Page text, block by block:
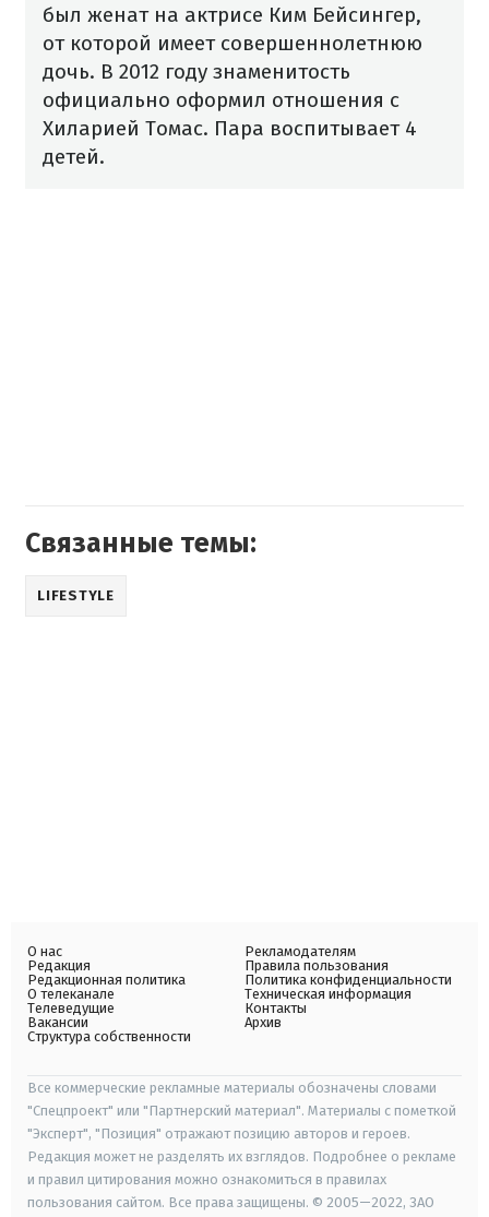
был женат на актрисе Ким Бейсингер,
от которой имеет совершеннолетнюю
дочь. В 2012 году знаменитость
официально оформил отношения с
Хиларией Томас. Пара воспитывает 4
детей.
Связанные темы:
LIFESTYLE
О нас
Редакция
Редакционная политика
О телеканале
Телеведущие
Вакансии
Структура собственности
Рекламодателям
Правила пользования
Политика конфиденциальности
Техническая информация
Контакты
Архив
Все коммерческие рекламные материалы обозначены словами
"Спецпроект" или "Партнерский материал". Материалы с пометкой
"Эксперт", "Позиция" отражают позицию авторов и героев.
Редакция может не разделять их взглядов. Подробнее о рекламе
и правил цитирования можно ознакомиться в правилах
пользования сайтом. Все права защищены. © 2005—2022, ЗАО